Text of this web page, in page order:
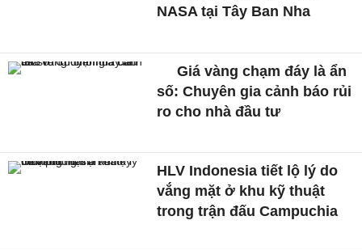
NASA tại Tây Ban Nha
Giá vàng chạm đáy là ẩn
số: Chuyên gia cảnh báo rủi
ro cho nhà đầu tư
HLV Indonesia tiết lộ lý do
vắng mặt ở khu kỹ thuật
trong trận đấu Campuchia